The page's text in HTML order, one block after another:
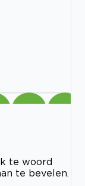
te woord
te bevelen.